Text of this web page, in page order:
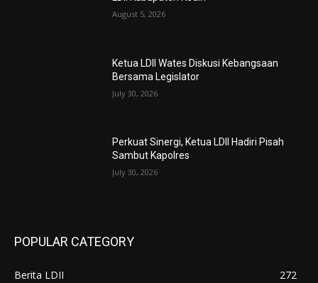
August 5, 2026
Ketua LDII Wates Diskusi Kebangsaan
Bersama Legislator
July 30, 2026
Perkuat Sinergi, Ketua LDII Hadiri Pisah
Sambut Kapolres
July 30, 2026
POPULAR CATEGORY
Berita LDII
272